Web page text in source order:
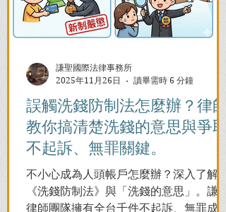
誤觸洗錢防制法怎麼辦？律師
教你搞清楚洗錢的意思與爭取
不起訴、無罪關鍵。
不小心成為人頭帳戶怎麼辦？深入了解
《洗錢防制法》與「洗錢的意思」。謙聖
律師團隊擁有全台千件不起訴、無罪成功
謙聖國際法律事務所
2025年11月26日
讀畢需時 6 分鐘